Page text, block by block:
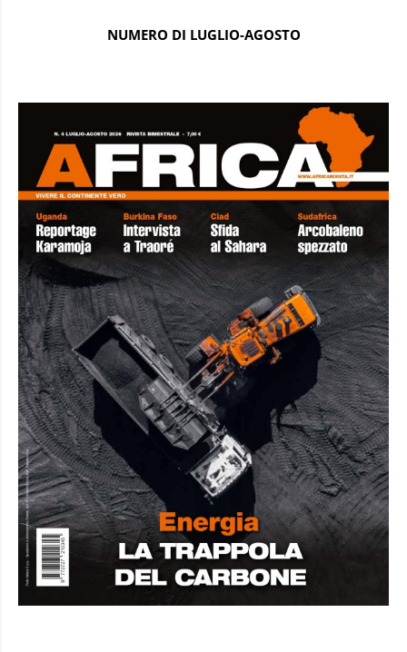
NUMERO DI LUGLIO-AGOSTO